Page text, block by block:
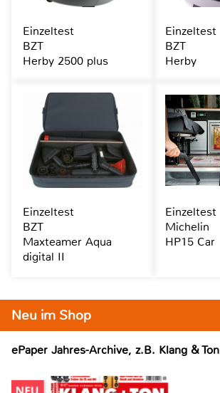
Neu im Shop
ePaper Jahres-Archive, z.B. Klang & Ton
Einzeltest
BZT
Herby 2500 plus
Einzeltest
BZT
Herby
Einzeltest
BZT
Maxteamer Aqua
digital II
Einzeltest
Michelin
HP15 Car